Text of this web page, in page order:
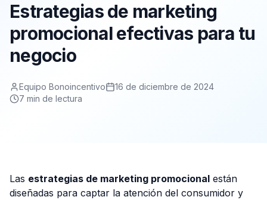
Bono Europa Bono Minicrucero
Bono Crucero
Estrategias de marketing
promocional efectivas para tu
negocio
Equipo Bonoincentivo
16 de diciembre de 2024
7 min de lectura
Las estrategias de marketing promocional están
diseñadas para captar la atención del consumidor y